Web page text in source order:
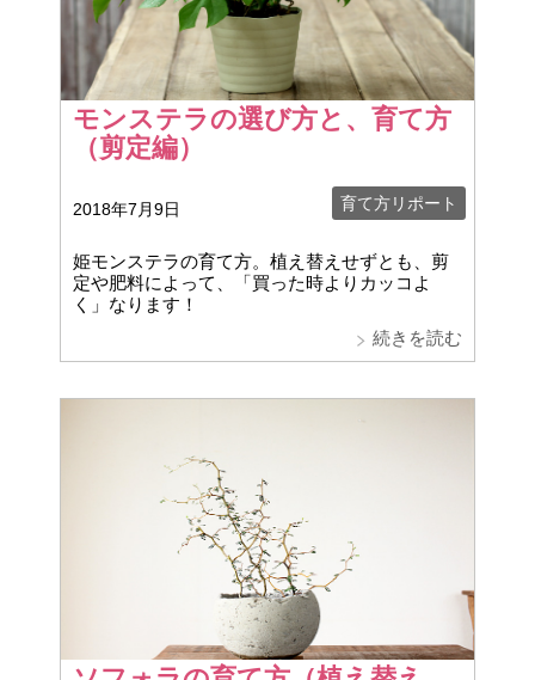
モンステラの選び方と、育て方
（剪定編）
2018年7月9日 育て方リポート
姫モンステラの育て方。植え替えせずとも、剪
定や肥料によって、「買った時よりカッコよ
く」なります！
続きを読む